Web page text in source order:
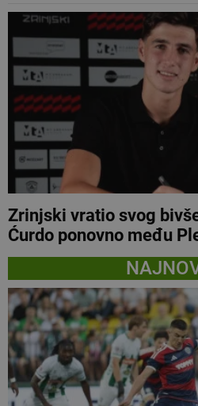
Zrinjski vratio svog
Ćurdo ponovno među